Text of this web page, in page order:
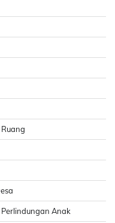
Anak